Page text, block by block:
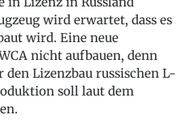
wird erwartet, dass es
wird. Eine neue
nicht aufbauen, denn
Lizenzbau russischen L-
soll laut dem